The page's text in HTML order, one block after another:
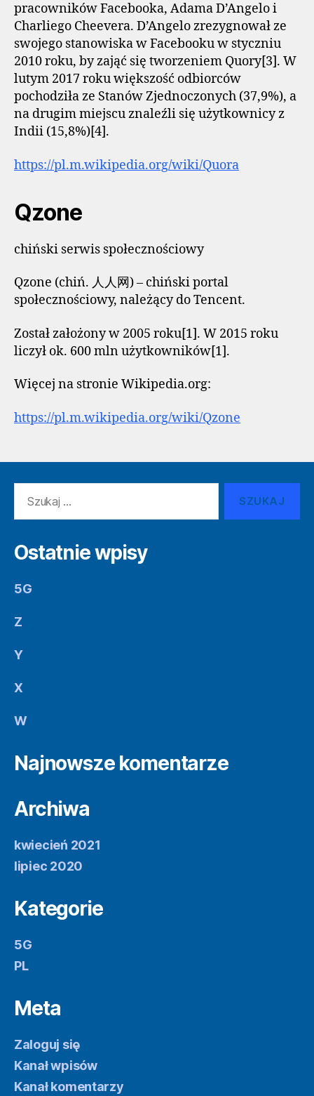
pracowników Facebooka, Adama D’Angelo i
Charliego Cheevera. D’Angelo zrezygnował ze
swojego stanowiska w Facebooku w styczniu
2010 roku, by zająć się tworzeniem Quory[3]. W
lutym 2017 roku większość odbiorców
pochodziła ze Stanów Zjednoczonych (37,9%), a
na drugim miejscu znaleźli się użytkownicy z
Indii (15,8%)[4].
https://pl.m.wikipedia.org/wiki/Quora
Qzone
chiński serwis społecznościowy
Qzone (chiń. 人人网) – chiński portal
społecznościowy, należący do Tencent.
Został założony w 2005 roku[1]. W 2015 roku
liczył ok. 600 mln użytkowników[1].
Więcej na stronie Wikipedia.org:
https://pl.m.wikipedia.org/wiki/Qzone
Ostatnie wpisy
5G
Z
Y
X
W
Najnowsze komentarze
Archiwa
kwiecień 2021
lipiec 2020
Kategorie
5G
PL
Meta
Zaloguj się
Kanał wpisów
Kanał komentarzy